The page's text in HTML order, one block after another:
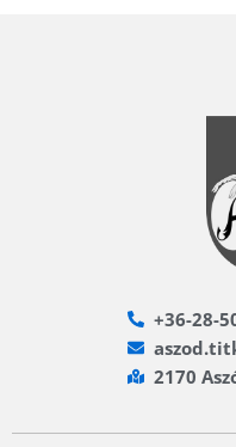
+36-28-
2170